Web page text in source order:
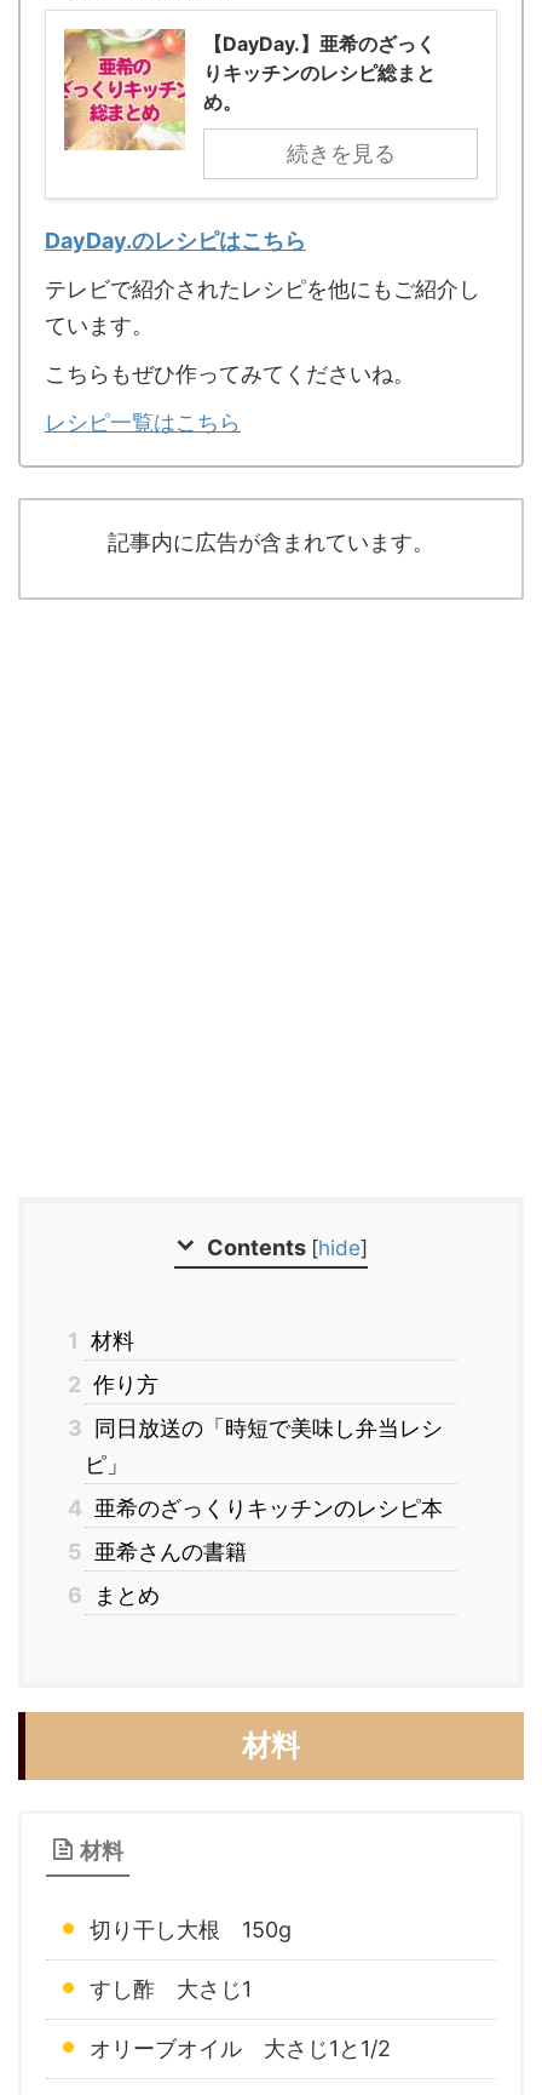
【DayDay.】亜希のざっく
りキッチンのレシピ総まと
め。
続きを見る
DayDay.のレシピはこちら
テレビで紹介されたレシピを他にもご紹介し
ています。
こちらもぜひ作ってみてくださいね。
レシピ一覧はこちら
記事内に広告が含まれています。
Contents [hide]
1 材料
2 作り方
3 同日放送の「時短で美味し弁当レシ
ピ」
4 亜希のざっくりキッチンのレシピ本
5 亜希さんの書籍
6
まとめ
材料
材料
切り干し大根 150g
すし酢 大さじ1
オリーブオイル 大さじ1と1/2